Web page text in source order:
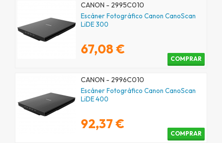
CANON - 2995C010
Escáner Fotográfico Canon CanoScan
LiDE 300
67,08 €
COMPRAR
CANON - 2996C010
Escáner Fotográfico Canon CanoScan
LiDE 400
92,37 €
COMPRAR